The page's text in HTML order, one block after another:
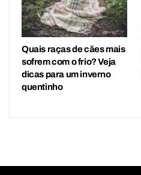
Quais raças de cães mais
sofrem com o frio? Veja
dicas para um inverno
quentinho